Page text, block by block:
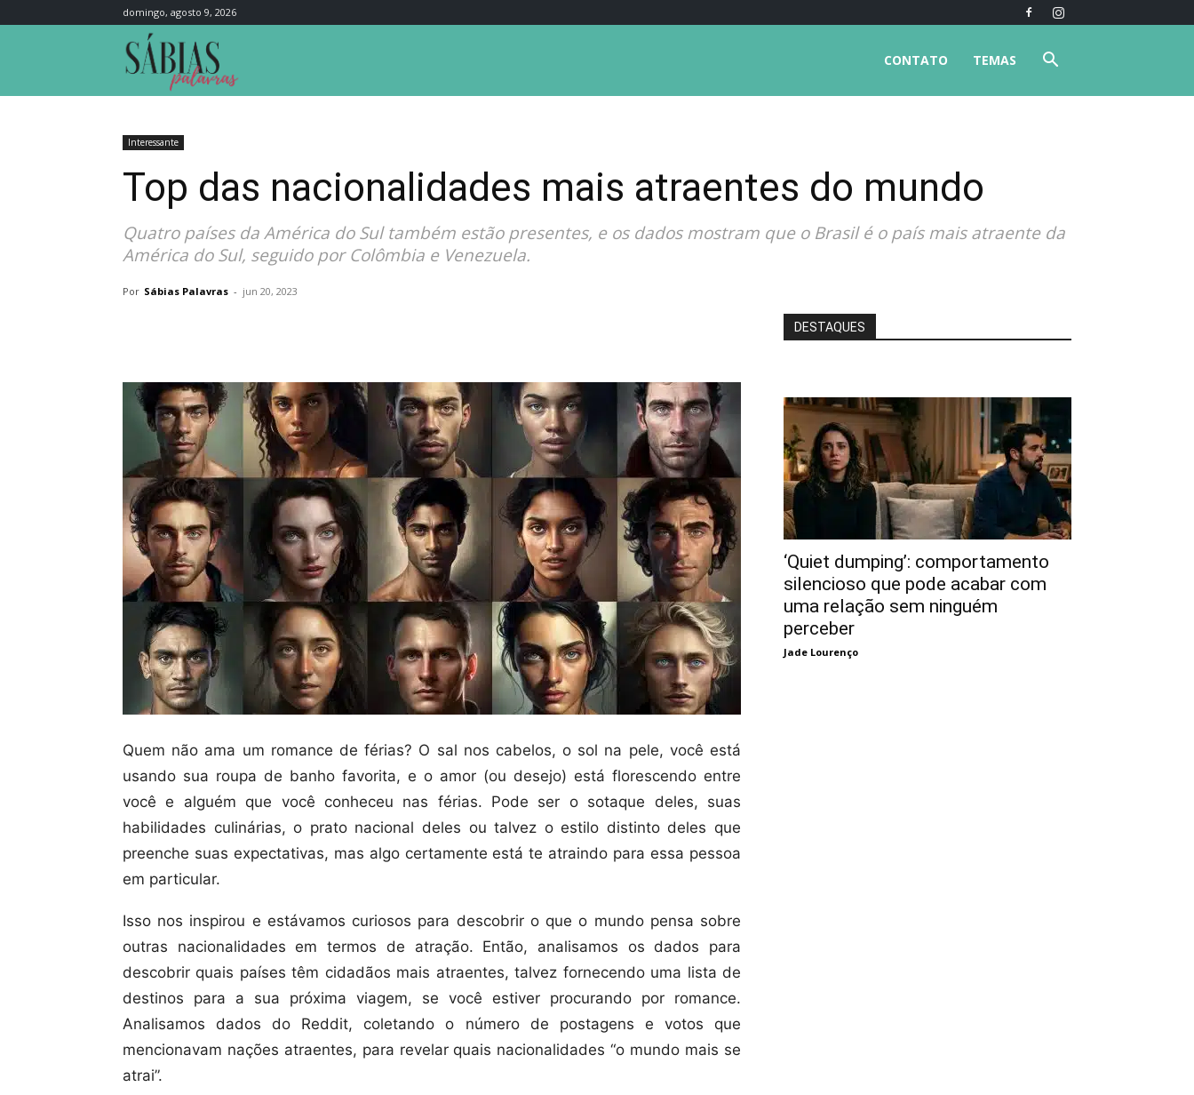
domingo, agosto 9, 2026
TEMAS
CONTATO
Interessante
Top das nacionalidades mais atraentes do mundo
Quatro países da América do Sul também estão presentes, e os dados mostram que o Brasil é o país mais atraente da
América do Sul, seguido por Colômbia e Venezuela.
Por Sábias Palavras - jun 20, 2023
Quem não ama um romance de férias? O sal nos cabelos, o sol na pele, você está
usando sua roupa de banho favorita, e o amor (ou desejo) está florescendo entre
você e alguém que você conheceu nas férias. Pode ser o sotaque deles, suas
habilidades culinárias, o prato nacional deles ou talvez o estilo distinto deles que
preenche suas expectativas, mas algo certamente está te atraindo para essa pessoa
em particular.
Isso nos inspirou e estávamos curiosos para descobrir o que o mundo pensa sobre
outras nacionalidades em termos de atração. Então, analisamos os dados para
descobrir quais países têm cidadãos mais atraentes, talvez fornecendo uma lista de
destinos para a sua próxima viagem, se você estiver procurando por romance.
Analisamos dados do Reddit, coletando o número de postagens e votos que
mencionavam nações atraentes, para revelar quais nacionalidades “o mundo mais se
atrai”.
DESTAQUES
‘Quiet dumping’: comportamento
silencioso que pode acabar com
uma relação sem ninguém
perceber
Jade Lourenço